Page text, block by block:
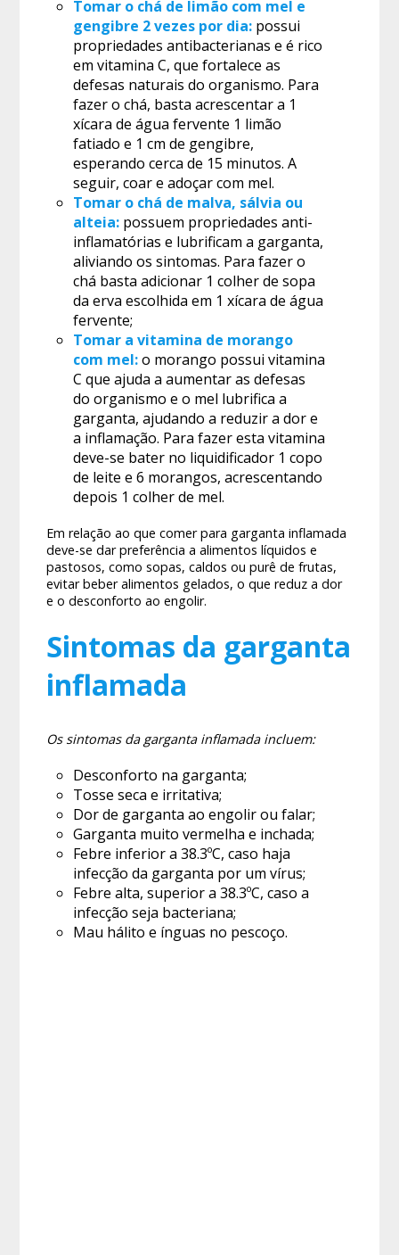
Tomar o chá de limão com mel e
gengibre 2 vezes por dia: possui
propriedades antibacterianas e é rico
em vitamina C, que fortalece as
defesas naturais do organismo. Para
fazer o chá, basta acrescentar a 1
xícara de água fervente 1 limão
fatiado e 1 cm de gengibre,
esperando cerca de 15 minutos. A
seguir, coar e adoçar com mel.
Tomar o chá de malva, sálvia ou
alteia: possuem propriedades anti-
inflamatórias e lubrificam a garganta,
aliviando os sintomas. Para fazer o
chá basta adicionar 1 colher de sopa
da erva escolhida em 1 xícara de água
fervente;
Tomar a vitamina de morango
com mel:o morango possui vitamina
C que ajuda a aumentar as defesas
do organismo e o mel lubrifica a
garganta, ajudando a reduzir a dor e
a inflamação. Para fazer esta vitamina
deve-se bater no liquidificador 1 copo
de leite e 6 morangos, acrescentando
depois 1 colher de mel.
​​Em relação ao que comer para garganta inflamada
deve-se dar preferência a alimentos líquidos e
pastosos, como sopas, caldos ou purê de frutas,
evitar beber alimentos gelados, o que reduz a dor
e o desconforto ao engolir.
Sintomas da garganta
inflamada
Os sintomas da garganta inflamada incluem:
Desconforto na garganta;
Tosse seca e irritativa;
Dor de garganta ao engolir ou falar;
Garganta muito vermelha e inchada;
Febre inferior a 38.3ºC, caso haja
infecção da garganta por um vírus;
Febre alta, superior a 38.3ºC, caso a
infecção seja bacteriana;
Mau hálito e ínguas no pescoço.